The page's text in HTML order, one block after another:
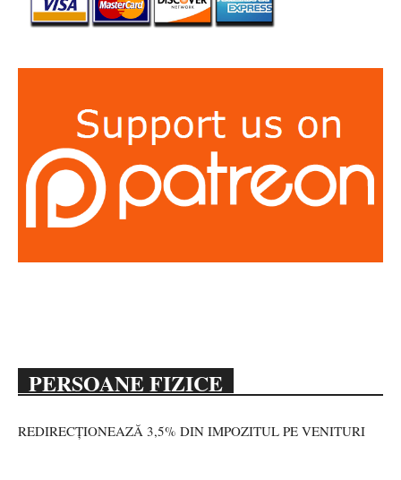
PERSOANE FIZICE
REDIRECȚIONEAZĂ 3,5% DIN IMPOZITUL PE VENITURI